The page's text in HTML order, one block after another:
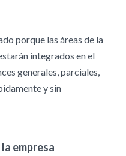
porque las áreas de la
integrados en el
generales, parciales,
y sin
empresa